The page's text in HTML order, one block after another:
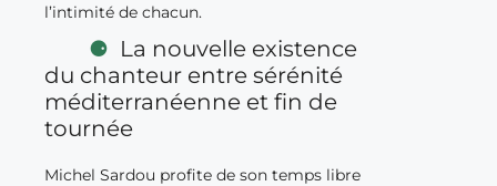
l’intimité de chacun.
La nouvelle existence
du chanteur entre sérénité
méditerranéenne et fin de
tournée
Michel Sardou profite de son temps libre